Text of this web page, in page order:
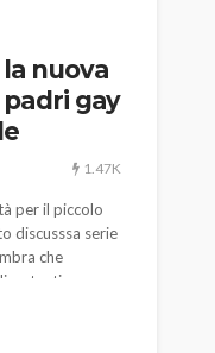
nuova
gay
1.47K
per il piccolo
discusssa serie
che